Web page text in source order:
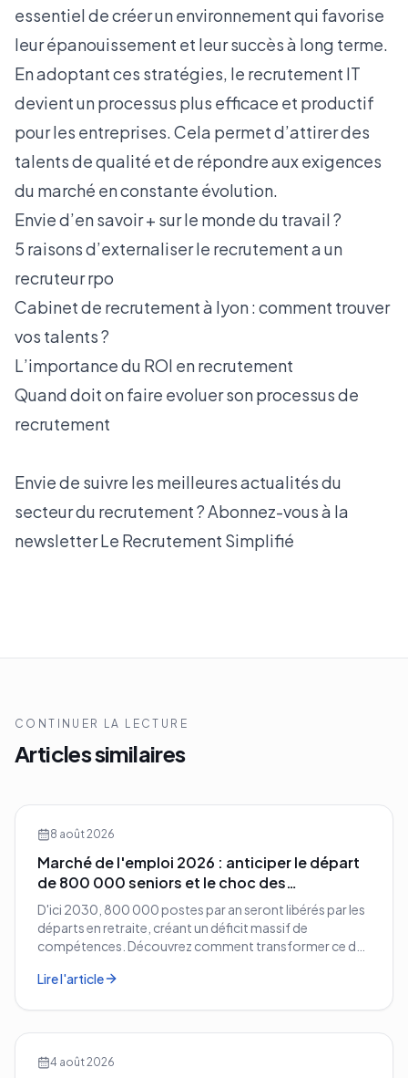
essentiel de créer un environnement qui favorise
leur épanouissement et leur succès à long terme.
En adoptant ces stratégies, le recrutement IT
devient un processus plus efficace et productif
pour les entreprises. Cela permet d’attirer des
talents de qualité et de répondre aux exigences
du marché en constante évolution.
Envie d’en savoir + sur le monde du travail ?
5 raisons d’externaliser le recrutement a un
recruteur rpo
Cabinet de recrutement à lyon : comment trouver
vos talents ?
L’importance du ROI en recrutement
Quand doit on faire evoluer son processus de
recrutement
Envie de suivre les meilleures actualités du
secteur du recrutement ? Abonnez-vous à la
newsletterLe Recrutement Simplifié
CONTINUER LA LECTURE
Articles similaires
8 août 2026
Marché de l'emploi 2026 : anticiper le départ
de 800 000 seniors et le choc des
compétences
D'ici 2030, 800 000 postes par an seront libérés par les
départs en retraite, créant un déficit massif de
compétences. Découvrez comment transformer ce défi
entreprise.
Lire l'article
4 août 2026